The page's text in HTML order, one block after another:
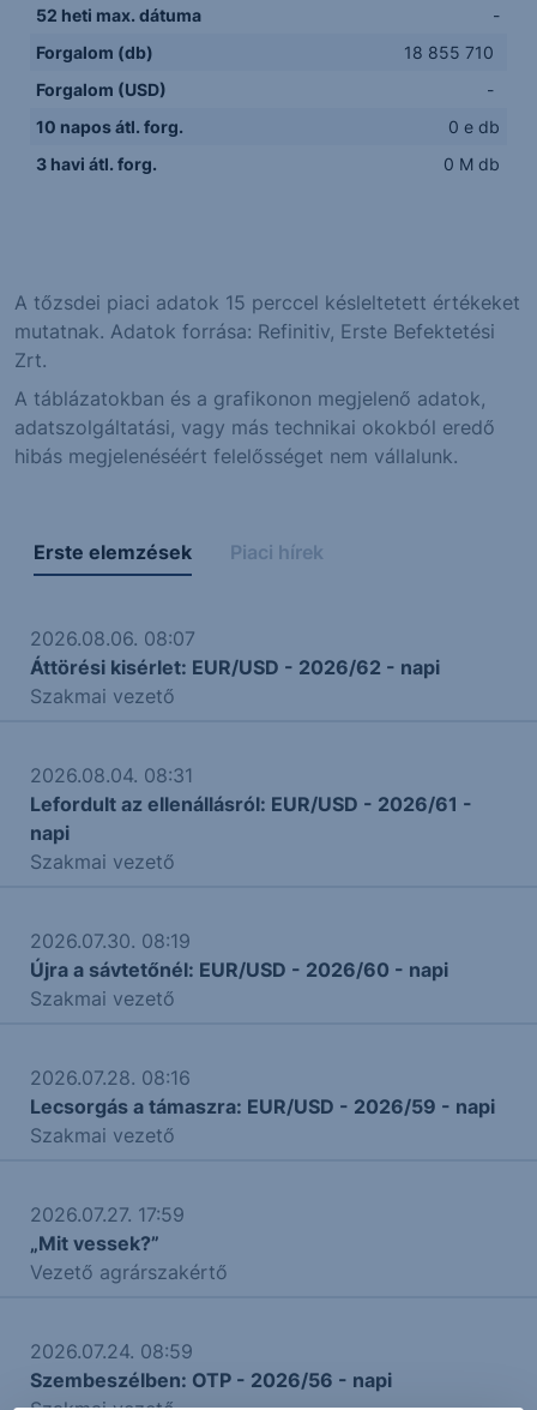
52 heti max. dátuma
-
Forgalom (db)
18 855 710
Forgalom (USD)
-
10 napos átl. forg.
0 e db
3 havi átl. forg.
0 M db
A tőzsdei piaci adatok 15 perccel késleltetett értékeket
mutatnak. Adatok forrása: Refinitiv, Erste Befektetési
Zrt.
A táblázatokban és a grafikonon megjelenő adatok,
adatszolgáltatási, vagy más technikai okokból eredő
hibás megjelenéséért felelősséget nem vállalunk.
Erste elemzések Piaci hírek
2026.08.06. 08:07
Áttörési kisérlet: EUR/USD - 2026/62 - napi
Szakmai vezető
2026.08.04. 08:31
Lefordult az ellenállásról: EUR/USD - 2026/61 -
napi
Szakmai vezető
2026.07.30. 08:19
Újra a sávtetőnél: EUR/USD - 2026/60 - napi
Szakmai vezető
2026.07.28. 08:16
Lecsorgás a támaszra: EUR/USD - 2026/59 - napi
Szakmai vezető
2026.07.27. 17:59
„Mit vessek?”
Vezető agrárszakértő
2026.07.24. 08:59
Szembeszélben: OTP - 2026/56 - napi